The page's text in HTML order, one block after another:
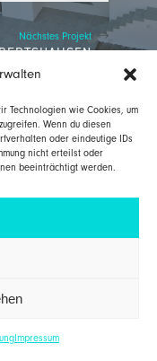
Technologien wie Cookies, um
Wenn du diesen
oder eindeutige IDs
nicht erteilst oder
beeinträchtigt werden.
Impressum
Nächstes Projekt
/ 437608 0
/ 437608 9
invest.de